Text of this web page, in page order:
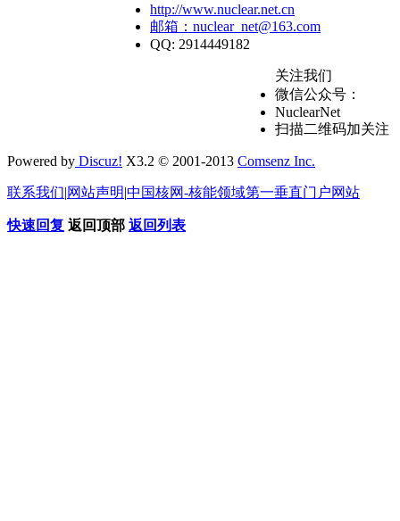
http://www.nuclear.net.cn
邮箱：nuclear_net@163.com
QQ: 2914449182
关注我们
微信公众号：
NuclearNet
扫描二维码加关注
Powered by Discuz! X3.2 © 2001-2013 Comsenz Inc.
联系我们|网站声明|中国核网-核能领域第一垂直门户网站
快速回复 返回顶部 返回列表